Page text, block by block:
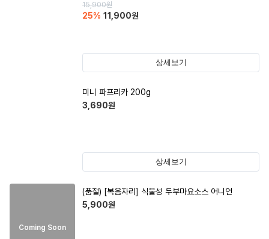
15,900원
25% 11,900원
상세보기
미니 파프리카 200g
3,690원
상세보기
Coming Soon
(품절) [복음자리] 식물성 두부마요소스 어니언
5,900원